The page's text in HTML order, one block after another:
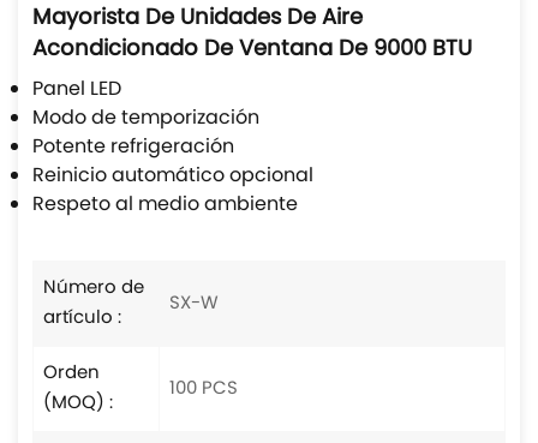
Mayorista De Unidades De Aire
Acondicionado De Ventana De 9000 BTU
Panel LED
Modo de temporización
Potente refrigeración
Reinicio automático opcional
Respeto al medio ambiente
Número de
artículo :
SX-W
Orden
(MOQ) :
100 PCS